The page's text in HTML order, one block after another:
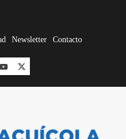
Newsletter Contacto